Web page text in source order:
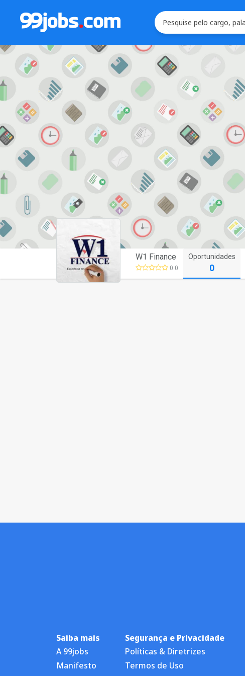
W1 Finance
0.0
Oportunidades
0
Saiba mais
A 99jobs
Manifesto
Segurança e Privacidade
Políticas & Diretrizes
Termos de Uso